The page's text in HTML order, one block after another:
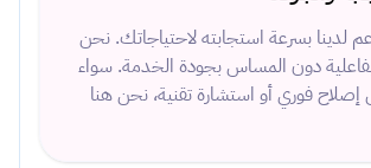
لدينا بسرعة استجابته لاحتياجاتك. نحن
دون المساس بجودة الخدمة. سواء
إصلاح فوري أو استشارة تقنية، نحن هنا